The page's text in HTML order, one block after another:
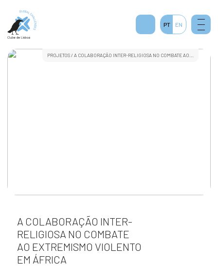
PROJETOS/ A COLABORAÇÃO INTER-RELIGIOSA NO COMBATE AO...
A COLABORAÇÃO INTER-
RELIGIOSA NO COMBATE
AO EXTREMISMO VIOLENTO
EM ÁFRICA
PT EN